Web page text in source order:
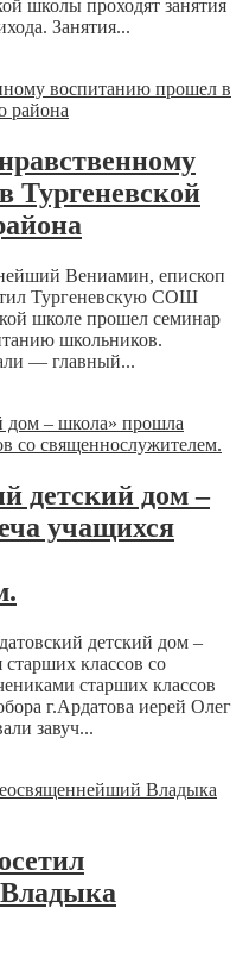
школы проходят занятия
Занятия...
Тургеневской
Вениамин, епископ
Тургеневскую СОШ
школе прошел семинар
школьников.
— главный...
детский дом –
учащихся
детский дом –
классов со
старших классов
г.Ардатова иерей Олег
завуч...